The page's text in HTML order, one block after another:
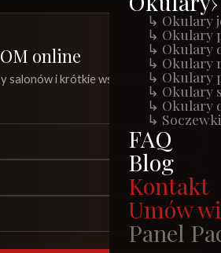
↳ Okulary
↳ Okulary
↳ Okulary
↳ Okulary
↳ Okulary
↳ Okulary
↳ Okulary
↳
FAQ
Blog
Kontakt
Umów
Panel
online
salonów i krótkie wskazówki o dobrym